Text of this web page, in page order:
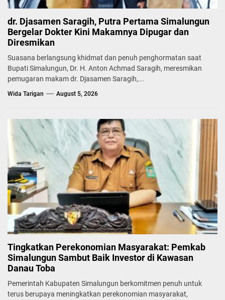
dr. Djasamen Saragih, Putra Pertama Simalungun
Bergelar Dokter Kini Makamnya Dipugar dan
Diresmikan
Suasana berlangsung khidmat dan penuh penghormatan saat
Bupati Simalungun, Dr. H. Anton Achmad Saragih, meresmikan
pemugaran makam dr. Djasamen Saragih,...
Wida Tarigan August 5, 2026
Tingkatkan Perekonomian Masyarakat: Pemkab
Simalungun Sambut Baik Investor di Kawasan
Danau Toba
Pemerintah Kabupaten Simalungun berkomitmen penuh untuk
terus berupaya meningkatkan perekonomian masyarakat,